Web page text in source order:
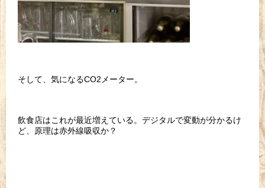
そして、気になるCO2メーター。
飲食店はこれが最近増えている。デジタルで変動が分かるけ
ど、原理は赤外線吸収か？